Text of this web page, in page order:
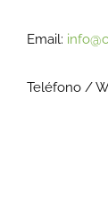
Email:
Teléfono /